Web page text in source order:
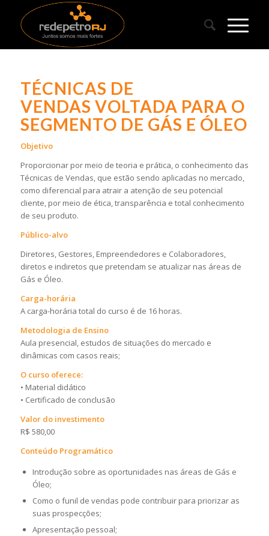
TÉCNICAS DE
VENDAS VOLTADA PARA O
SEGMENTO DE GÁS E ÓLEO
Objetivo
Proporcionar por meio de teoria e prática, o conhecimento das
Técnicas de Vendas, que estão sendo aplicadas no mercado,
como diferencial para atrair a atenção de seu potencial
cliente, por meio de ética, transparência e total conhecimento
de seu produto.
Público-alvo
Diretores, Gestores, Empreendedores e Colaboradores,
diretos e indiretos que pretendam se atualizar nas áreas de
Gás e Óleo.
Carga-horária
A carga-horária total do curso é de 16 horas.
Metodologia de Ensino
Aula presencial, estudos de situações do mercado e
dinâmicas com casos reais;
O curso oferece:
• Material didático
• Certificado de conclusão
Valor do investimento
R$ 580,00
Conteúdo Programático
Introdução sobre as oportunidades nas áreas de Gás e
Óleo;
Como o funil de vendas pode contribuir para priorizar as
suas prospecções;
Apresentação pessoal;